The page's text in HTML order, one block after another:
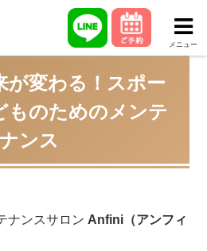
が変わる！スポー
ものためのメンテ
ナンス
ナンスサロン Anfini（アンフィ
メニュー